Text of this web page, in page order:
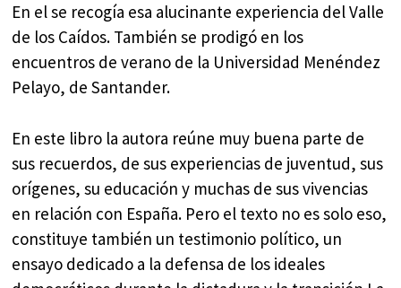
En el se recogía esa alucinante experiencia del Valle
de los Caídos. También se prodigó en los
encuentros de verano de la Universidad Menéndez
Pelayo, de Santander.
En este libro la autora reúne muy buena parte de
sus recuerdos, de sus experiencias de juventud, sus
orígenes, su educación y muchas de sus vivencias
en relación con España. Pero el texto no es solo eso,
constituye también un testimonio político, un
ensayo dedicado a la defensa de los ideales